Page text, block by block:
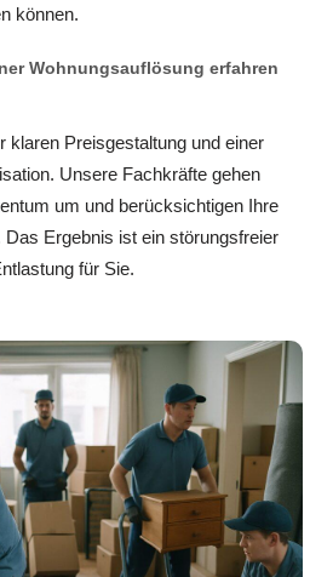
können.
Wohnungsauflösung erfahren
klaren Preisgestaltung und einer
Unsere Fachkräfte gehen
um und berücksichtigen Ihre
Das Ergebnis ist ein störungsfreier
für Sie.